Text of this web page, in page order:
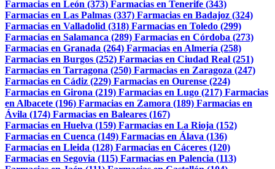
Farmacias en León (373) Farmacias en Tenerife (343)
Farmacias en Las Palmas (337) Farmacias en Badajoz (324)
Farmacias en Valladolid (318) Farmacias en Toledo (299)
Farmacias en Salamanca (289) Farmacias en Córdoba (273)
Farmacias en Granada (264) Farmacias en Almería (258)
Farmacias en Burgos (252) Farmacias en Ciudad Real (251)
Farmacias en Tarragona (250) Farmacias en Zaragoza (247)
Farmacias en Cádiz (229) Farmacias en Ourense (224)
Farmacias en Girona (219) Farmacias en Lugo (217) Farmacias
en Albacete (196) Farmacias en Zamora (189) Farmacias en
Ávila (174) Farmacias en Baleares (167)
Farmacias en Huelva (159) Farmacias en La Rioja (152)
Farmacias en Cuenca (149) Farmacias en Álava (136)
Farmacias en Lleida (128) Farmacias en Cáceres (120)
Farmacias en Segovia (115) Farmacias en Palencia (113)